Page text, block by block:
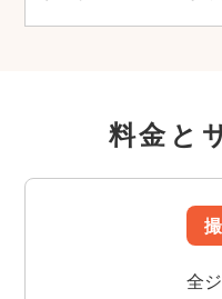
料金と
全